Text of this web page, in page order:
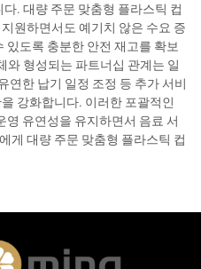
. 대량 주문 맞춤형 플라스틱 컵
원하면서도 예기치 않은 수요 증
있도록 충분한 안전 재고를 확보
와 형성되는 파트너십 관계는 일
연한 납기 일정 조정 등 추가 서비
강화합니다. 이러한 포괄적인
영 유연성을 유지하면서 음료 서
게 대량 주문 맞춤형 플라스틱 컵